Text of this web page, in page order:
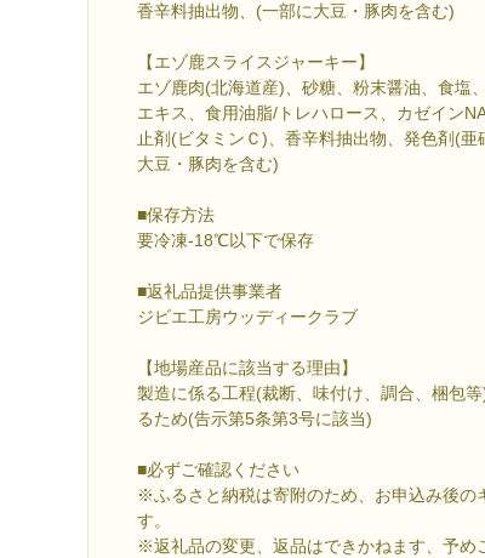
香辛料抽出物、(一部に大豆・豚肉を含む)
【エゾ鹿スライスジャーキー】
エゾ鹿肉(北海道産)、砂糖、粉末醤油、食塩
エキス、食用油脂/トレハロース、カゼイン
止剤(ビタミンＣ)、香辛料抽出物、発色剤(亜
大豆・豚肉を含む)
■保存方法
要冷凍-18℃以下で保存
■返礼品提供事業者
ジビエ工房ウッディークラブ
【地場産品に該当する理由】
製造に係る工程(裁断、味付け、調合、梱包
るため(告示第5条第3号に該当)
■必ずご確認ください
※ふるさと納税は寄附のため、お申込み後の
す。
※返礼品の変更、返品はできかねます、予め